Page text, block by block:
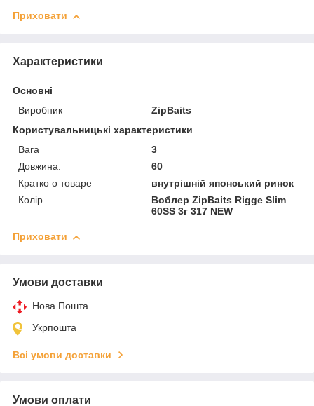
Приховати
Характеристики
Основні
Виробник
ZipBaits
Користувальницькі характеристики
Вага
3
Довжина:
60
Кратко о товаре
внутрішній японський ринок
Колір
Воблер ZipBaits Rigge Slim
60SS 3г 317 NEW
Приховати
Умови доставки
Нова Пошта
Укрпошта
Всі умови доставки
Умови оплати